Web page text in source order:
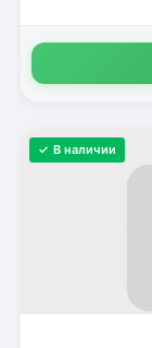
✓ В наличии